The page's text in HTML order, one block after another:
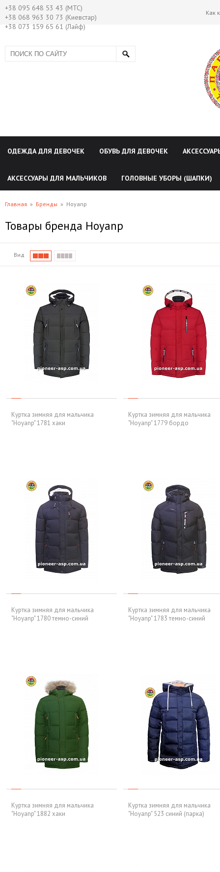
+38 095 648 53 43 (МТС)
+38 068 963 30 73 (Киевстар)
+38 073 159 65 61 (Лайф)
Как
ОДЕЖДА ДЛЯ ДЕВОЧЕК ОБУВЬ ДЛЯ ДЕВОЧЕК
АКСЕССУАРЫ ДЛЯ МАЛЬЧИКОВ ГОЛОВНЫЕ УБОРЫ (ШАПКИ)
Главная » Бренды » Hoyanp
Товары бренда Hoyanp
Вид
Куртка зимняя для мальчика
"Hoyanp" 1781 хаки
Куртка зимняя для мальчика
"Hoyanp" 1779 бордо
Куртка зимняя для мальчика
"Hoyanp" 1780 темно-синий
Куртка зимняя для мальчика
"Hoyanp" 1783 темно-синий
Куртка зимняя для мальчика
"Hoyanp" 1882 хаки
Куртка зимняя для мальчика
"Hoyanp" 523 синий (парка)